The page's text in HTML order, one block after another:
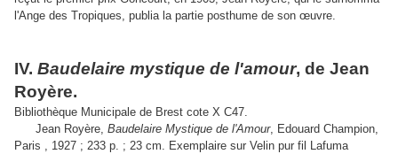
l'Ange des Tropiques, publia la partie posthume de son œuvre.
IV. Baudelaire mystique de l'amour, de Jean
Royère.
Bibliothèque Municipale de Brest cote X C47.
Jean Royère, Baudelaire Mystique de l'Amour, Edouard Champion,
Paris , 1927 ; 233 p. ; 23 cm. Exemplaire sur Velin pur fil Lafuma